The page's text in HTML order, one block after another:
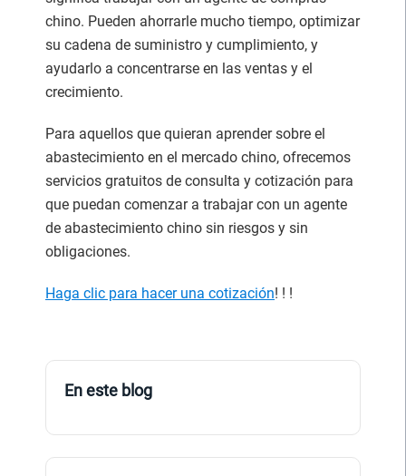
chino. Pueden ahorrarle mucho tiempo, optimizar
su cadena de suministro y cumplimiento, y
ayudarlo a concentrarse en las ventas y el
crecimiento.
Para aquellos que quieran aprender sobre el
abastecimiento en el mercado chino, ofrecemos
servicios gratuitos de consulta y cotización para
que puedan comenzar a trabajar con un agente
de abastecimiento chino sin riesgos y sin
obligaciones.
Haga clic para hacer una cotización! ! !
En este blog